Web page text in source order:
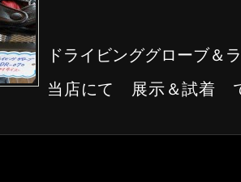
ドライビンググローブ＆
当店にて 展示＆試着